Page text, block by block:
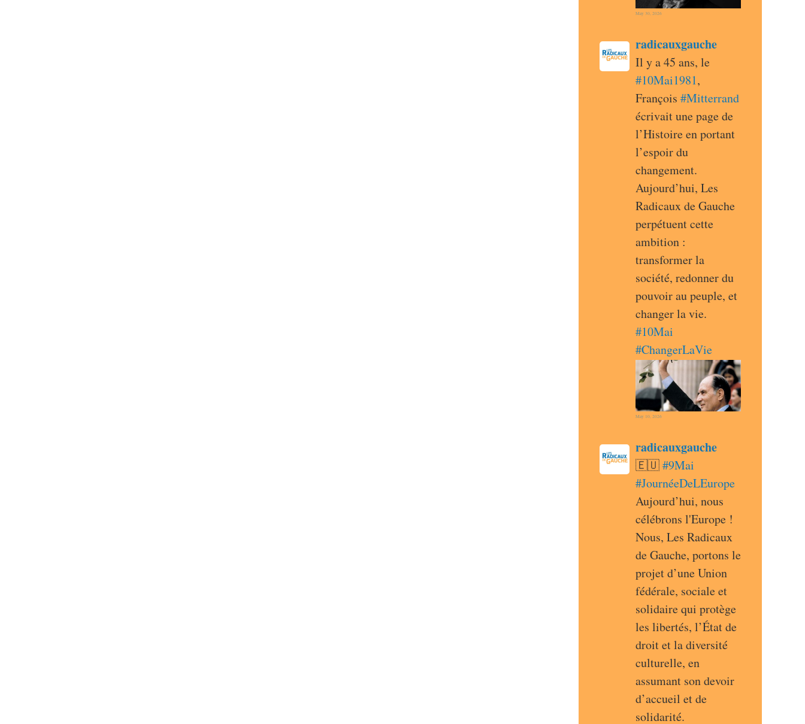
May 30, 2026
radicauxgauche avatar
radicauxgauchepost
#10Mai1981,
François #Mitterrand
écrivait une page de
l’Histoire en portant
l’espoir du
changement.
Aujourd’hui, Les
Radicaux de Gauche
perpétuent cette
ambition :
transformer la
société, redonner du
pouvoir au peuple, et
#10Mai
#ChangerLaVie
May 10, 2026
radicauxgauche avatar
radicauxgauchepost
🇪🇺 #9Mai
#JournéeDeLEurope
Aujourd’hui, nous
célébrons l'Europe !
Nous, Les Radicaux
de Gauche, portons le
projet d’une Union
fédérale, sociale et
solidaire qui protège
les libertés, l’État de
droit et la diversité
culturelle, en
assumant son devoir
d’accueil et de
solidarité.